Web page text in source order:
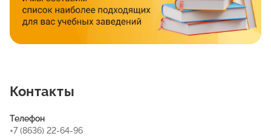
Контакты
Телефон
+7 (8636) 22-64-96